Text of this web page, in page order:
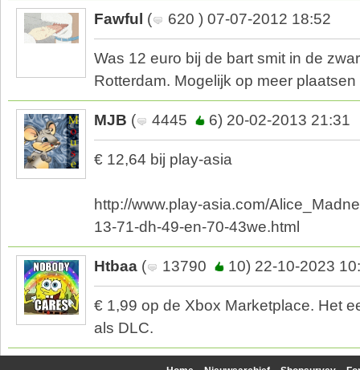
Fawful ( 620 ) 07-07-2012 18:52
Was 12 euro bij de bart smit in de
Rotterdam. Mogelijk op meer
MJB ( 4445 6) 20-02-2013 21:31
€ 12,64 bij play-asia
http://www.play-asia.com/
13-71-dh-49-en-70-43we.html
Htbaa ( 13790 10) 22-10-2023
€ 1,99 op de Xbox Marketplace. Het
als DLC.